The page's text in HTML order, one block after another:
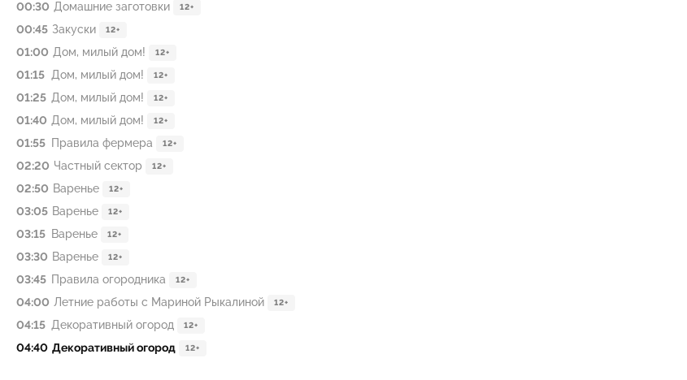
00:30 Домашние заготовки 12+
00:45 Закуски 12+
01:00 Дом, милый дом! 12+
01:15 Дом, милый дом! 12+
01:25 Дом, милый дом! 12+
01:40 Дом, милый дом! 12+
01:55 Правила фермера 12+
02:20 Частный сeктoр 12+
02:50 Варенье 12+
03:05 Варенье 12+
03:15 Варенье 12+
03:30 Варенье 12+
03:45 Правила огородника 12+
04:00 Летние работы с Мариной Рыкалиной 12+
04:15 Декоративный огород 12+
04:40 Декоративный огород 12+